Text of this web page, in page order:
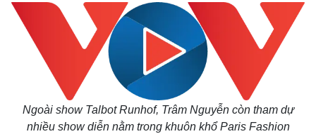
Bất động sản
Khởi nghiệp
Giá vàng
Tiêu dùng
Chứng khoán
Giá cà phê
Ngoài show Talbot Runhof, Trâm Nguyễn còn tham dự
nhiều show diễn nằm trong khuôn khổ Paris Fashion